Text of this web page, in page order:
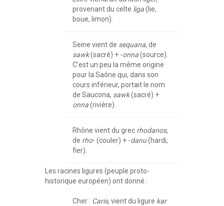
provenant du celte liga(lie,
boue, limon).
Seine vient de sequana, de
sawk(sacré) + -onna(source).
C’est un peu la même origine
pour la Saône qui, dans son
cours inférieur, portait le nom
de Saucona, sawk(sacré) +
onna(rivière).
Rhône vient du grec rhodanos,
de rho- (couler) + -danu(hardi,
fier).
Les racines ligures (peuple proto-
historique européen) ont donné :
Cher : Caris, vient du ligure kar